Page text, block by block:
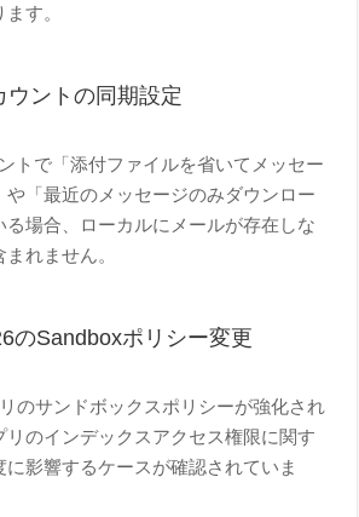
す。
ウントの同期設定
トで「添付ファイルを省いてメッセー
や「最近のメッセージのみダウンロー
る場合、ローカルにメールが存在しな
れません。
のSandboxポリシー変更
のサンドボックスポリシーが強化され
リのインデックスアクセス権限に関す
に影響するケースが確認されていま